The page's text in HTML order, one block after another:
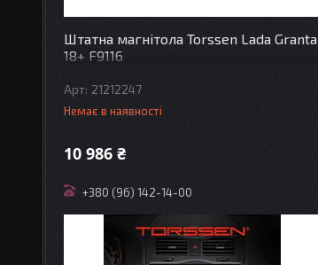
Штатна магнітола Torssen Lada Granta
18+ F9116
21212247
Немає в наявності
10 986 ₴
+380 (96) 142-14-00